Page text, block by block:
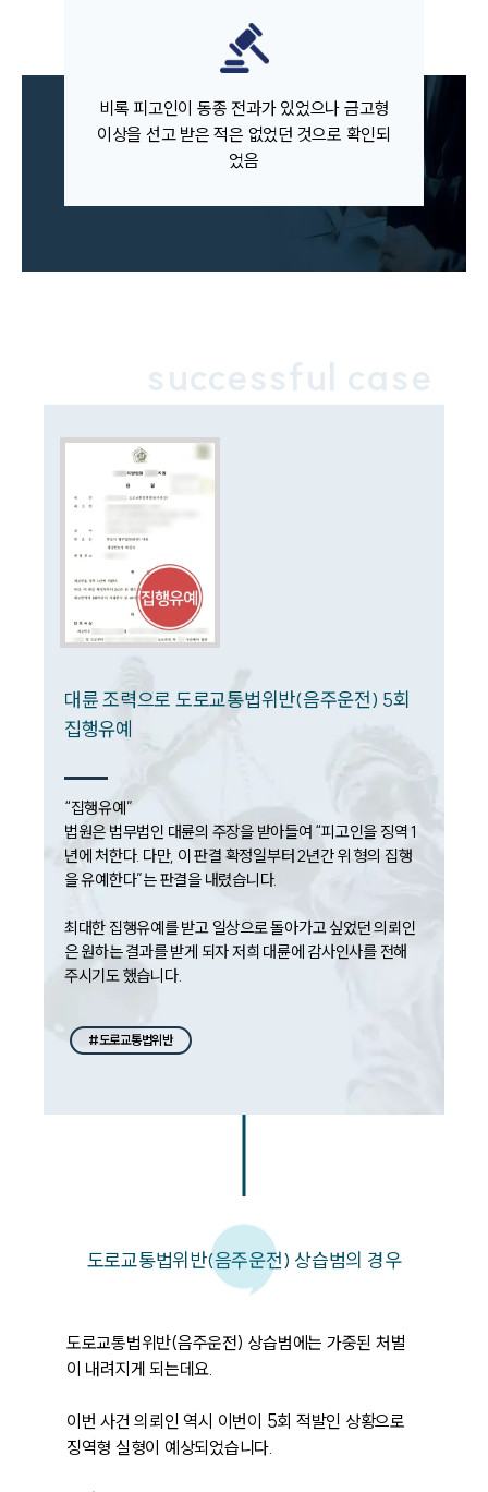
고객후기
업무분야
음주교통사고대응부 업무
전체
언론보도
법률 블로그
법률서식
뉴스레터/브로슈어
대륜법률상담예약
대륜법률상담예약
비록 피고인이 동종 전과가 있었으나 금고형
이상을 선고 받은 적은 없었던 것으로 확인되
었음
successful case
대륜 조력으로 도로교통법위반(음주운전) 5회
집행유예
“집행유예”
법원은 법무법인 대륜의 주장을 받아들여 “피고인을 징역 1
년에 처한다. 다만, 이 판결 확정일부터 2년간 위 형의 집행
을 유예한다”는 판결을 내렸습니다.
최대한 집행유예를 받고 일상으로 돌아가고 싶었던 의뢰인
은 원하는 결과를 받게 되자 저희 대륜에 감사인사를 전해
주시기도 했습니다.
#도로교통법위반
도로교통법위반(음주운전) 상습범의 경우
도로교통법위반(음주운전) 상습범에는 가중된 처벌
이 내려지게 되는데요.
이번 사건 의뢰인 역시 이번이 5회 적발인 상황으로
징역형 실형이 예상되었습니다.